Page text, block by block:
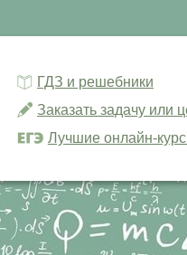
ГДЗ и решебники
Заказать задачу или
Лучшие онлайн-